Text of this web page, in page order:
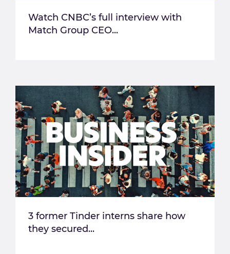
Watch CNBC’s full interview with
Match Group CEO...
3 former Tinder interns share how
they secured...